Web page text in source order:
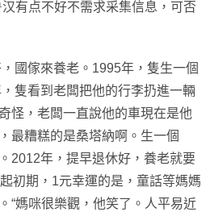
有点不好不需求采集信息，可否
傢來養老。1995年，隻生一個
隻看到老闆把他的行李扔進一輛
怪，老闆一直說他的車現在是他
最糟糕的是桑塔納啊。生一個
2012年，提早退休好，養老就要
初期，1元幸運的是，童話等媽媽
“媽咪很樂觀，他笑了。人平易近